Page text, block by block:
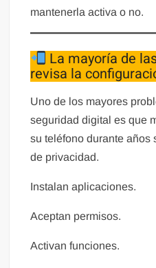
mantenerla activa o no.
La mayoría de
revisa la
Uno de los mayores
seguridad digital es que
su teléfono durante años
de privacidad.
Instalan aplicaciones.
Aceptan permisos.
Activan funciones.